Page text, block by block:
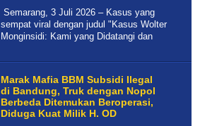
Semarang, 3 Juli 2026 – Kasus yang
sempat viral dengan judul "Kasus Wolter
Monginsidi: Kami yang Didatangi dan
Marak Mafia BBM Subsidi Ilegal
di Bandung, Truk dengan Nopol
Berbeda Ditemukan Beroperasi,
Diduga Kuat Milik H. OD